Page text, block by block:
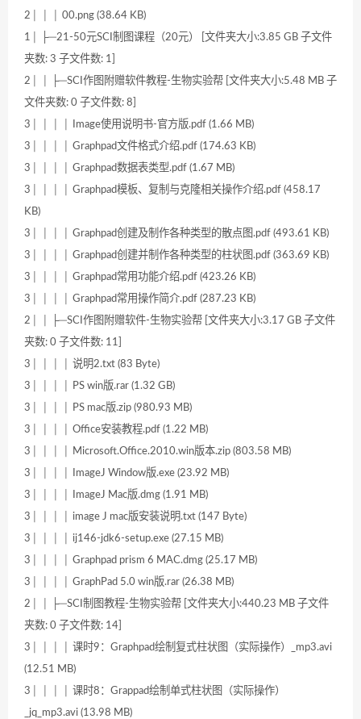
2│ │ │ 00.png (38.64 KB)
1│ ├─21-50元SCI制图课程（20元） [文件夹大小:3.85 GB 子文件
夹数: 3 子文件数: 1]
2│ │ ├─SCI作图附赠软件教程-生物实验帮 [文件夹大小:5.48 MB 子
文件夹数: 0 子文件数: 8]
3│ │ │ │ Image使用说明书-官方版.pdf (1.66 MB)
3│ │ │ │ Graphpad文件格式介绍.pdf (174.63 KB)
3│ │ │ │ Graphpad数据表类型.pdf (1.67 MB)
3│ │ │ │ Graphpad模板、复制与克隆相关操作介绍.pdf (458.17
KB)
3│ │ │ │ Graphpad创建及制作各种类型的散点图.pdf (493.61 KB)
3│ │ │ │ Graphpad创建并制作各种类型的柱状图.pdf (363.69 KB)
3│ │ │ │ Graphpad常用功能介绍.pdf (423.26 KB)
3│ │ │ │ Graphpad常用操作简介.pdf (287.23 KB)
2│ │ ├─SCI作图附赠软件-生物实验帮 [文件夹大小:3.17 GB 子文件
夹数: 0 子文件数: 11]
3│ │ │ │ 说明2.txt (83 Byte)
3│ │ │ │ PS win版.rar (1.32 GB)
3│ │ │ │ PS mac版.zip (980.93 MB)
3│ │ │ │ Office安装教程.pdf (1.22 MB)
3│ │ │ │ Microsoft.Office.2010.win版本.zip (803.58 MB)
3│ │ │ │ ImageJ Window版.exe (23.92 MB)
3│ │ │ │ ImageJ Mac版.dmg (1.91 MB)
3│ │ │ │ image J mac版安装说明.txt (147 Byte)
3│ │ │ │ ij146-jdk6-setup.exe (27.15 MB)
3│ │ │ │ Graphpad prism 6 MAC.dmg (25.17 MB)
3│ │ │ │ GraphPad 5.0 win版.rar (26.38 MB)
2│ │ ├─SCI制图教程-生物实验帮 [文件夹大小:440.23 MB 子文件
夹数: 0 子文件数: 14]
3│ │ │ │ 课时9：Graphpad绘制复式柱状图（实际操作）_mp3.avi
(12.51 MB)
3│ │ │ │ 课时8：Grappad绘制单式柱状图（实际操作）
_jq_mp3.avi (13.98 MB)